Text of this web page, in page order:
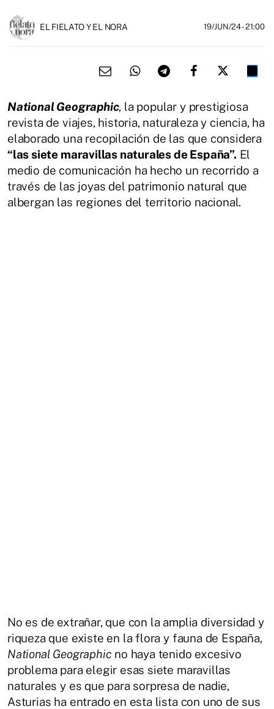
EL FIELATO Y EL NORA 19/JUN/24- 21:00
National Geographic, la popular y prestigiosa
revista de viajes, historia, naturaleza y ciencia, ha
elaborado una recopilación de las que considera
“las siete maravillas naturales de España”. El
medio de comunicación ha hecho un recorrido a
través de las joyas del patrimonio natural que
albergan las regiones del territorio nacional.
No es de extrañar, que con la amplia diversidad y
riqueza que existe en la flora y fauna de España,
National Geographic no haya tenido excesivo
problema para elegir esas siete maravillas
naturales y es que para sorpresa de nadie,
Asturias ha entrado en esta lista con uno de sus